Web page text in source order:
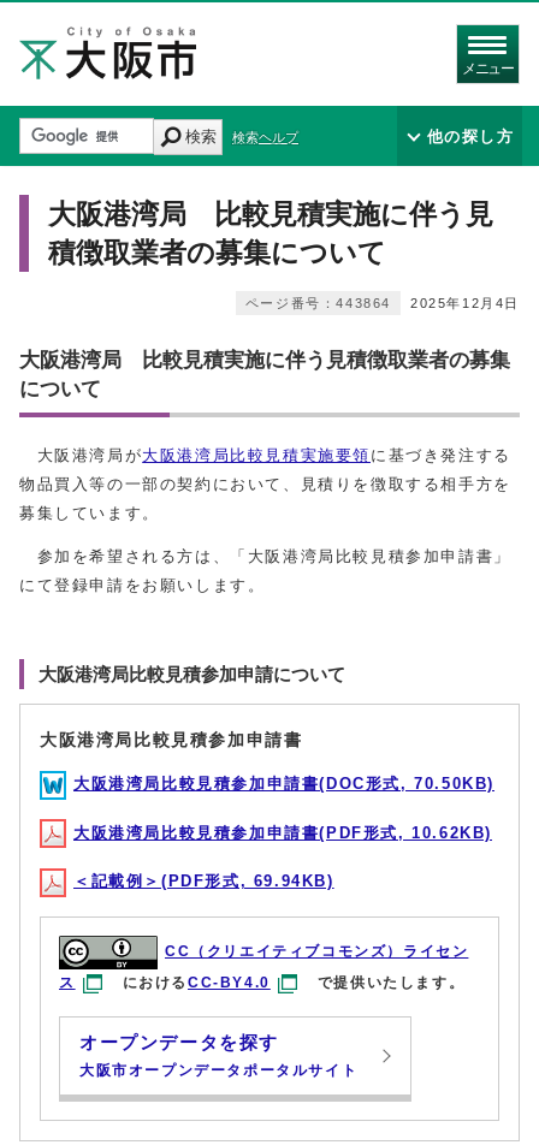
メニュー
検索 検索ヘルプ 他の探し方
大阪港湾局 比較見積実施に伴う見
積徴取業者の募集について
2025年12月4日
ページ番号：443864
大阪港湾局 比較見積実施に伴う見積徴取業者の募集
について
大阪港湾局が大阪港湾局比較見積実施要領 に基づき発注する
物品買入等の一部の契約において、見積りを徴取する相手方を
募集しています。
参加を希望される方は、「大阪港湾局比較見積参加申請書」
にて登録申請をお願いします。
大阪港湾局比較見積参加申請について
大阪港湾局比較見積参加申請書
大阪港湾局比較見積参加申請書(DOC形式, 70.50KB)
大阪港湾局比較見積参加申請書(PDF形式, 10.62KB)
＜記載例＞(PDF形式, 69.94KB)
CC（クリエイティブコモンズ）ライセン
ス
におけるCC-BY4.0 で提供いたします。
オープンデータを探す
大阪市オープンデータポータルサイト